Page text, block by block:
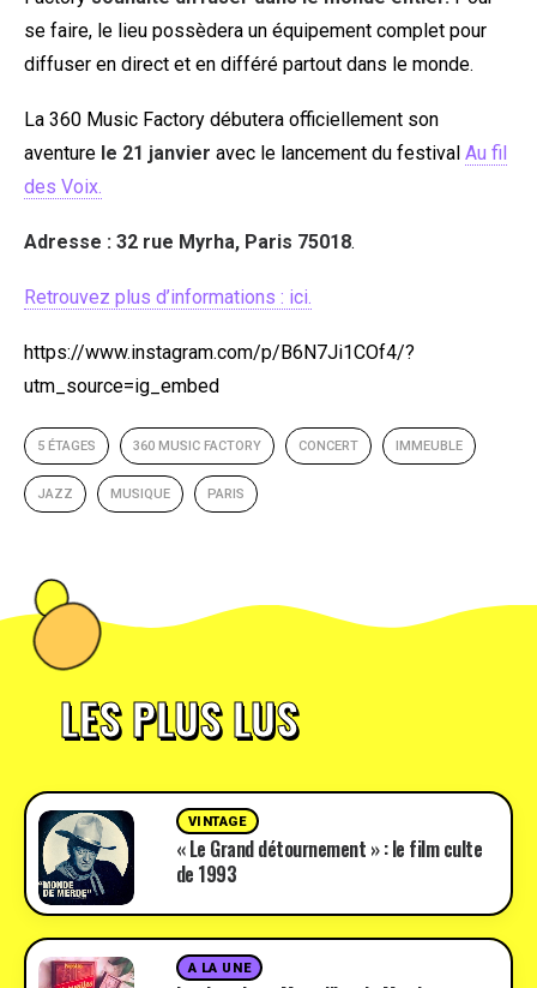
se faire, le lieu possèdera un équipement complet pour
diffuser en direct et en différé partout dans le monde.
La 360 Music Factory débutera officiellement son
aventure le 21 janvier avec le lancement du festival Au fil
des Voix.
Adresse : 32 rue Myrha, Paris 75018.
Retrouvez plus d’informations : ici.
https://www.instagram.com/p/B6N7Ji1COf4/?
utm_source=ig_embed
5 ÉTAGES 360 MUSIC FACTORY CONCERT IMMEUBLE
JAZZ MUSIQUE PARIS
LES PLUS LUS
VINTAGE
« Le Grand détournement » : le film culte
de 1993
A LA UNE